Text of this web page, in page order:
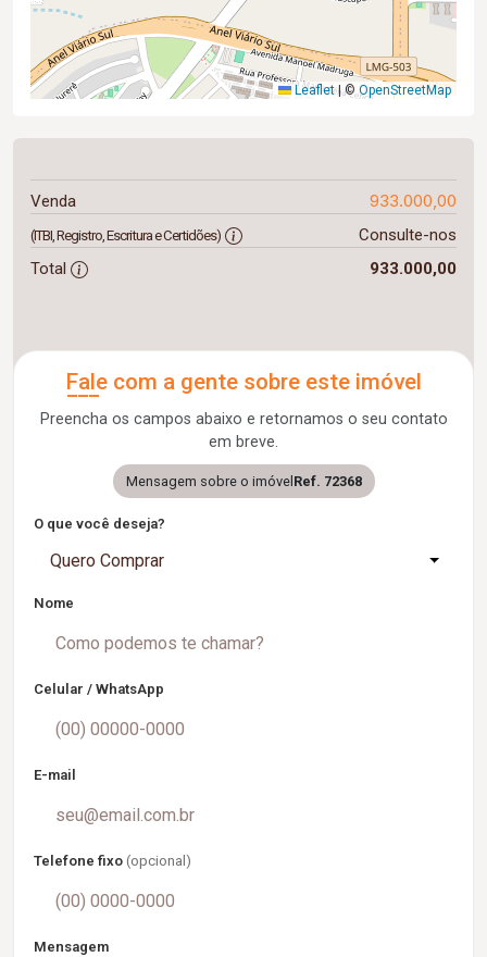
Leaflet |©OpenStreetMap
Venda 933.000,00
(ITBI, Registro, Escritura e Certidões)
Consulte-nos
Total
933.000,00
Fale com a gente sobre este imóvel
Preencha os campos abaixo e retornamos o seu contato
em breve.
Mensagem sobre o imóvel Ref. 72368
O que você deseja?
Quero Comprar
Nome
Celular / WhatsApp
E-mail
Telefone fixo (opcional)
Mensagem